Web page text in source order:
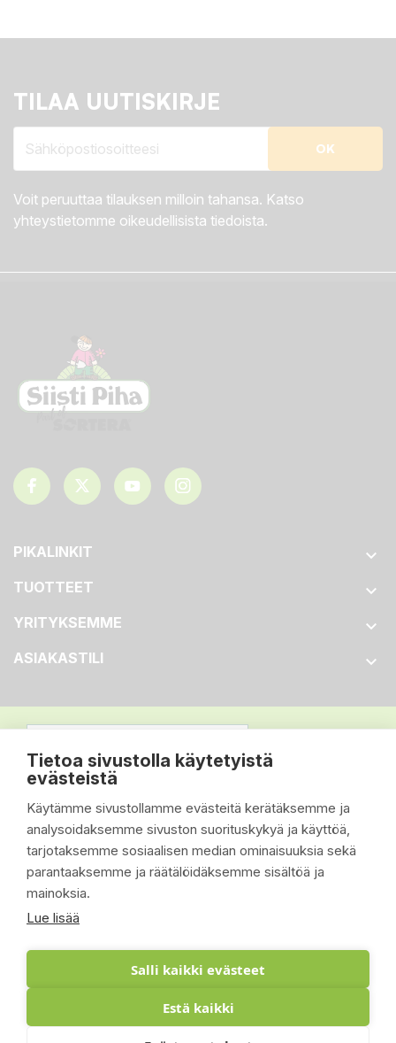
Tietoa sivustolla käytetyistä
evästeistä
Käytämme sivustollamme evästeitä kerätäksemme ja
analysoidaksemme sivuston suorituskykyä ja käyttöä,
tarjotaksemme sosiaalisen median ominaisuuksia sekä
parantaaksemme ja räätälöidäksemme sisältöä ja
mainoksia.
Lue lisää
Salli kaikki evästeet
Estä kaikki
TILAA UUTISKIRJE
Voit peruuttaa tilauksen milloin tahansa. Katso
yhteystietomme oikeudellisista tiedoista.
PIKALINKIT 
TUOTTEET 
YRITYKSEMME 
ASIAKASTILI 